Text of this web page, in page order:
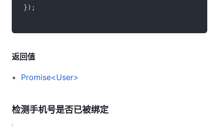
}) ;
返回值
Promise<User>
检测手机号是否已被绑定